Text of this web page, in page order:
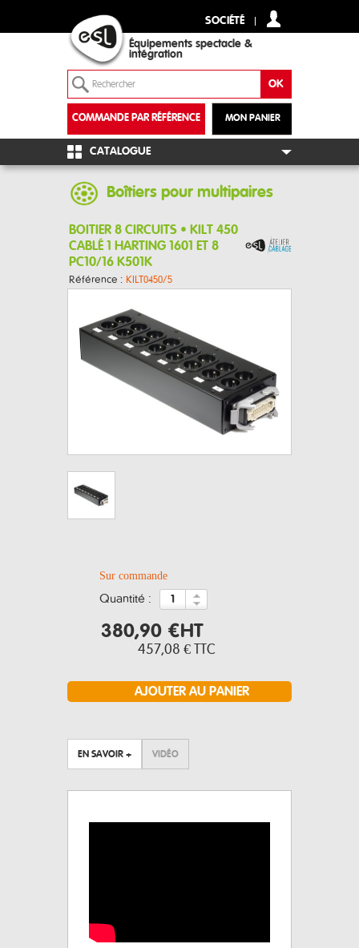
SOCIÉTÉ
Équipements spectacle &
intégration
MON PANIER
COMMANDE PAR RÉFÉRENCE
+
CATALOGUE
Boîtiers pour multipaires
BOITIER 8 CIRCUITS • KILT 450
CABLÉ 1 HARTING 1601 ET 8
PC10/16 K501K
Référence : KILT0450/5
Sur commande
quantité :
380,90 €HT
457,08 € TTC
EN SAVOIR + VIDÉO